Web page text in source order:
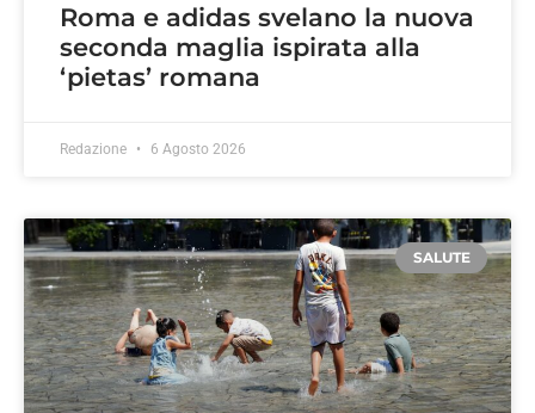
Roma e adidas svelano la nuova
seconda maglia ispirata alla
‘pietas’ romana
Redazione 6 Agosto 2026
SALUTE